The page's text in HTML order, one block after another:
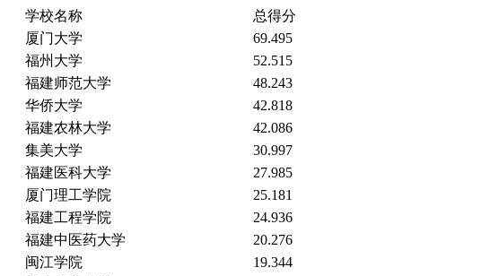
学校名称
总得分
厦门大学
69.495
福州大学
52.515
福建师范大学
48.243
华侨大学
42.818
福建农林大学
42.086
集美大学
30.997
福建医科大学
27.985
厦门理工学院
25.181
福建工程学院
24.936
福建中医药大学
20.276
闽江学院
19.344